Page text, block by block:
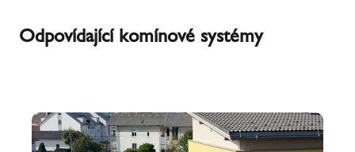
Odpovídající komínové systémy